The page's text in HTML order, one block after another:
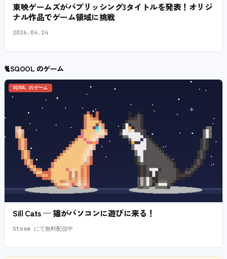
東映ゲームズがパブリッシング3タイトルを発表！オリジ
ナル作品でゲーム領域に挑戦
2026.04.24
🐈SQOOL のゲーム
SQOOL のゲーム
Sill Cats — 猫がパソコンに遊びに来る！
Steam にて無料配信中